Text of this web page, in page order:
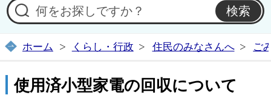
ホーム くらし・行政 住民のみなさんへ ご
使用済小型家電の回収について